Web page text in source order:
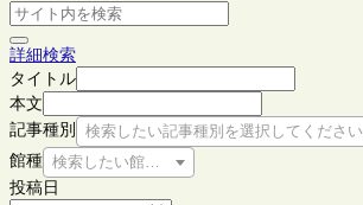
詳細検索
タイトル
本文
記事種別
検索したい記事種別を選択してください
館種 検索したい館種を選択してください
投稿日